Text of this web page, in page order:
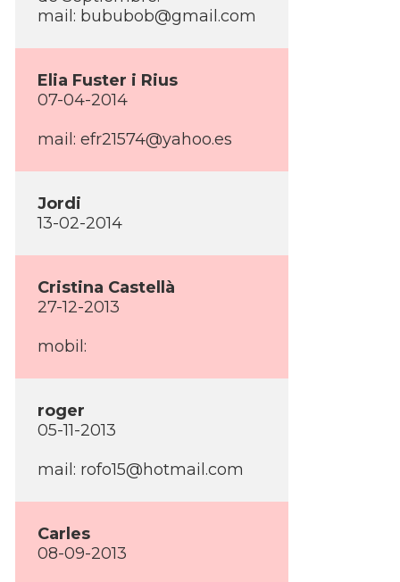
mail: bububob@gmail.com
Elia Fuster i Rius
07-04-2014
mail: efr21574@yahoo.es
Jordi
13-02-2014
Cristina Castellà
27-12-2013
mobil:
roger
05-11-2013
mail: rofo15@hotmail.com
Carles
08-09-2013